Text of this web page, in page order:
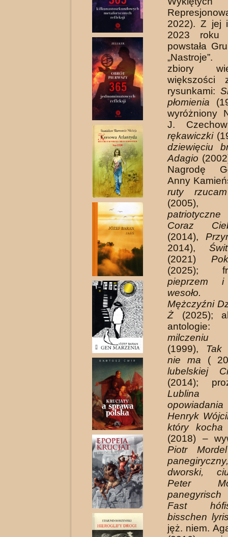
2022). Z jej
2023 roku
powstała
„Nastroje”.
zbiory
większości
rysunkami:
płomienia
wyróżniony
J.
rękawiczki
dziewięciu
Adagio
Nagrodę
Anny
ruty
patriotyczne
Coraz
(2014),
2014),
(2021)
(2025);
pieprzem
Mężczyźni
Ż (2025);
antologie:
milcze­niu
(1999),
Tak
nie ma (
lubelskiej
(2014);
opowiadania
Henryk
który kocha
(2018) –
Piotr
dworski,
Peter
Fast
bisschen
jęż. niem.